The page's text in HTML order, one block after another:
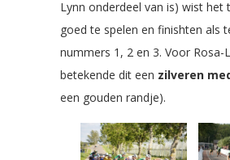
Lynn onderdeel van is) wist het
goed te spelen en finishten als
nummers 1, 2 en 3. Voor Rosa-
betekende dit een zilveren
een gouden randje).